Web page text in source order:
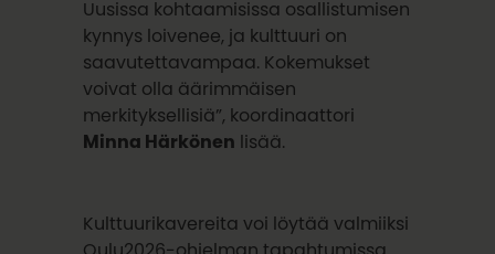
Uusissa kohtaamisissa osallistumisen
kynnys loivenee, ja kulttuuri on
saavutettavampaa. Kokemukset
voivat olla äärimmäisen
merkityksellisiä”, koordinaattori
Minna Härkönen lisää.
Kulttuurikavereita voi löytää valmiiksi
Oulu2026-ohjelman tapahtumissa.